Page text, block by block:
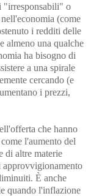
"irresponsabili" o
(come
i redditi delle
almeno una qualche
ha bisogno di
a una spirale
cercando (e
i prezzi,
che hanno
l'aumento del
di altre materie
approvvigionamento
È anche
quando l'inflazione